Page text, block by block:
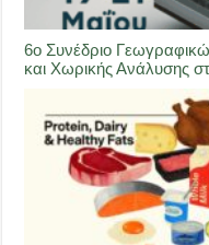
6ο Συνέδριο
και Χωρικής Ανάλυσης